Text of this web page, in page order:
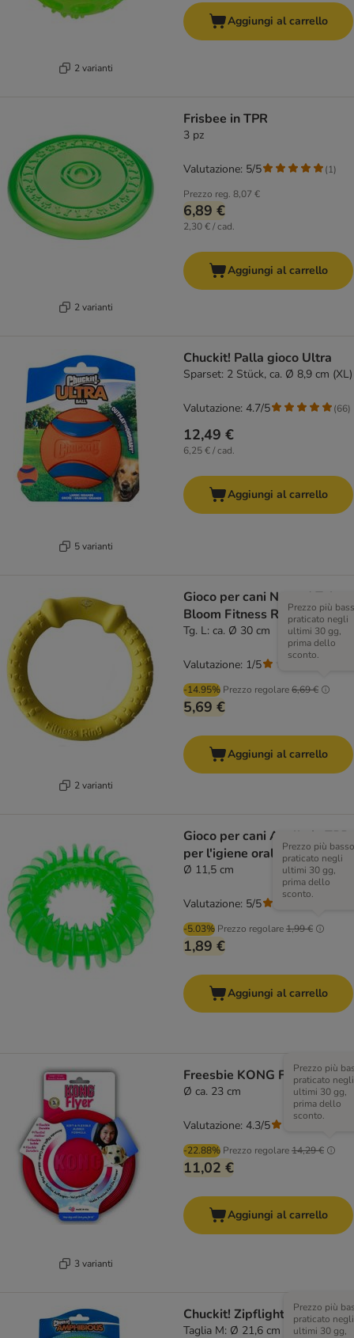
2 varianti
Aggiungi al carrello
2 varianti
Frisbee in TPR
3 pz
Prezzo reg. 8,07 €
6,89 €
2,30 € / cad.
Valutazione: 5/5 (1)
Aggiungi al carrello
5 varianti
Chuckit! Palla gioco Ultra
Sparset: 2 Stück, ca. Ø 8,9 cm (XL)
12,49 €
6,25 € / cad.
Valutazione: 4.7/5 (66)
Aggiungi al carrello
2 varianti
Gioco per cani Nomad Tales
Bloom Fitness Ring
Tg. L: ca. Ø 30 cm
-14.95% Prezzo regolare6,69 €
Prezzo più
praticato negli
ultimi 30 gg,
prima dello
sconto.
5,69 €
Valutazione: 1/5
Aggiungi al carrello
Gioco per cani Anello in TPR
per l'igiene orale
Ø 11,5 cm
-5.03% Prezzo regolare1,99 €
Prezzo più basso
praticato negli
ultimi 30 gg,
prima dello
sconto.
1,89 €
Valutazione: 5/5
Aggiungi al carrello
3 varianti
Freesbie KONG Flyer
Ø ca. 23 cm
-22.88% Prezzo regolare14,29 €
Prezzo più
praticato negli
ultimi 30 gg,
prima dello
sconto.
11,02 €
Valutazione: 4.3/5
Aggiungi al carrello
Chuckit! Zipflight
Taglia M: Ø 21,6 cm
Prezzo più
praticato negli
ultimi 30 gg,